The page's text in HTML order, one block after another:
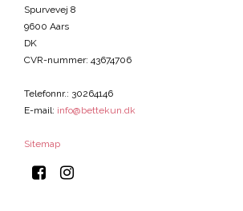
Spurvevej 8
9600 Aars
DK
CVR-nummer: 43674706
Telefonnr.: 30264146
E-mail: info@bettekun.dk
Sitemap